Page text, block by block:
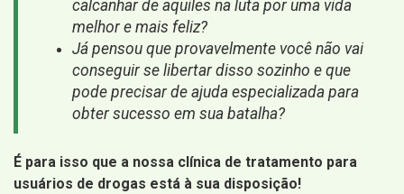
calcanhar de aquiles na luta por uma vida
melhor e mais feliz?
Já pensou que provavelmente você não vai
conseguir se libertar disso sozinho e que
pode precisar de ajuda especializada para
obter sucesso em sua batalha?
É para isso que a nossa clínica de tratamento para
usuários de drogas está à sua disposição!